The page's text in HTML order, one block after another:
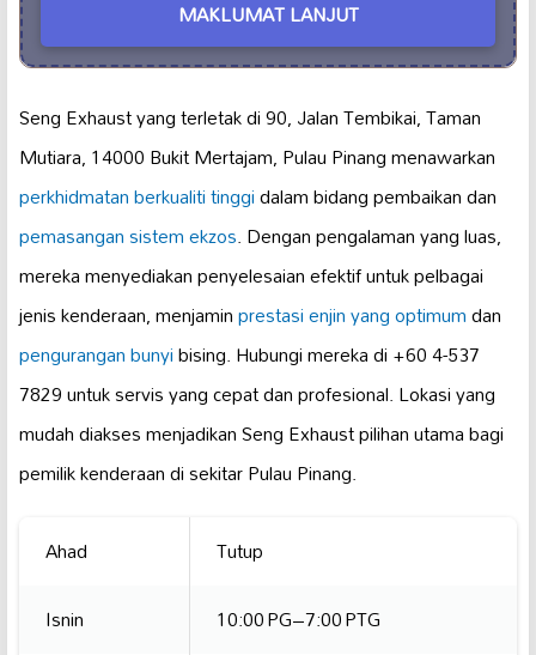
MAKLUMAT LANJUT
Seng Exhaust yang terletak di 90, Jalan Tembikai, Taman
Mutiara, 14000 Bukit Mertajam, Pulau Pinang menawarkan
perkhidmatan berkualiti tinggidalam bidang pembaikan dan
pemasangan sistem ekzos. Dengan pengalaman yang luas,
mereka menyediakan penyelesaian efektif untuk pelbagai
jenis kenderaan, menjaminprestasi enjin yang optimumdan
pengurangan bunyibising. Hubungi mereka di +60 4-537
7829 untuk servis yang cepat dan profesional. Lokasi yang
mudah diakses menjadikan Seng Exhaust pilihan utama bagi
pemilik kenderaan di sekitar Pulau Pinang.
Ahad
Tutup
Isnin
10:00 PG–7:00 PTG